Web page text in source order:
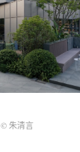
© 朱清言